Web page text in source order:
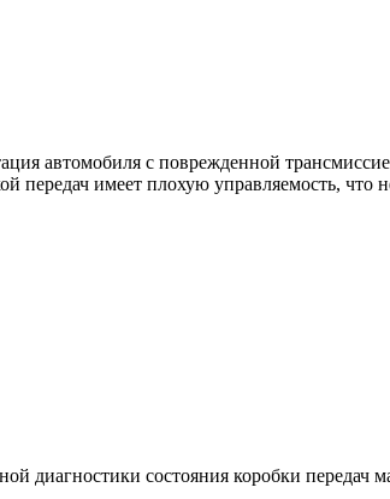
автомобиля с поврежденной
имеет плохую управляемость, что
диагностики состояния коробки передач